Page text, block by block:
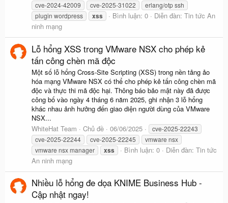
cve-2024-42009
cve-2025-31022
erlang/otp ssh
plugin wordpress
xss Bình luận: 0 Diễn đàn: Tin tức An
ninh mạng
Lỗ hổng XSS trong VMware NSX cho phép kẻ
tấn công chèn mã độc
Một số lỗ hổng Cross-Site Scripting (XSS) trong nền tảng ảo
hóa mạng VMware NSX có thể cho phép kẻ tấn công chèn mã
độc và thực thi mã độc hại. Thông báo bảo mật này đã được
công bố vào ngày 4 tháng 6 năm 2025, ghi nhận 3 lỗ hổng
khác nhau ảnh hưởng đến giao diện người dùng của VMware
NSX...
WhiteHat Team
Chủ đề 06/06/2025
cve-2025-22243
cve-2025-22244
cve-2025-22245
vmware nsx
vmware nsx manager
xss Bình luận: 0 Diễn đàn: Tin tức
An ninh mạng
Nhiều lỗ hổng đe dọa KNIME Business Hub -
Cập nhật ngay!